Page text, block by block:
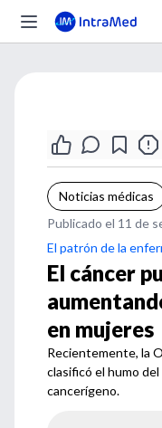
Noticias médicas
Publicado el 11 de
El patrón de la
El cáncer
en mujeres
Recientemente, la
clasificó el humo
cancerígeno.